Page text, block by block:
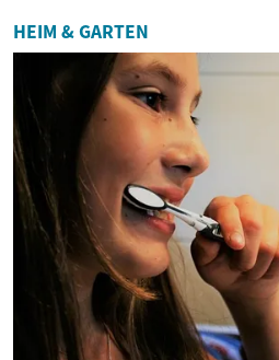
HEIM & GARTEN